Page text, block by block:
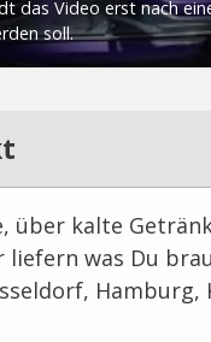
über kalte
was Du
Hamburg,